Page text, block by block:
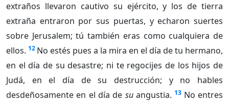
extraños llevaron cautivo su ejército, y los de tierra
extraña entraron por sus puertas, y echaron suertes
sobre Jerusalem; tú también eras como cualquiera de
ellos. 12 No estés pues a la mira en el día de tu hermano,
en el día de su desastre; ni te regocijes de los hijos de
Judá, en el día de su destrucción; y no hables
desdeñosamente en el día de suangustia. 13 No entres